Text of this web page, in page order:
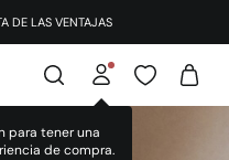
DE LAS VENTAJAS
para tener una
de compra.